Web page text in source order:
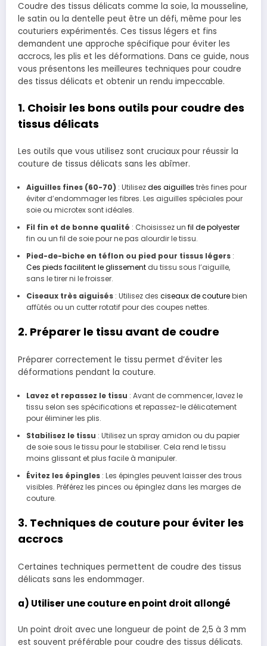
Coudre des tissus délicats comme la soie, la mousseline,
le satin ou la dentelle peut être un défi, même pour les
couturiers expérimentés. Ces tissus légers et fins
demandent une approche spécifique pour éviter les
accrocs, les plis et les déformations. Dans ce guide, nous
vous présentons les meilleures techniques pour coudre
des tissus délicats et obtenir un rendu impeccable.
1. Choisir les bons outils pour coudre des
tissus délicats
Les outils que vous utilisez sont cruciaux pour réussir la
couture de tissus délicats sans les abîmer.
Aiguilles fines (60-70) : Utilisezdes aiguilles très fines pour
éviter d’endommager les fibres. Les aiguilles spéciales pour
soie ou microtex sont idéales.
Fil fin et de bonne qualité : Choisissez un fil de polyester
fin ou un fil de soie pour ne pas alourdir le tissu.
Pied-de-biche en téflon ou pied pour tissus légers:
Ces pieds facilitent le glissementdu tissu sous l’aiguille,
sans le tirer ni le froisser.
Ciseaux très aiguisés: Utilisez des ciseaux de couturebien
affûtés ou un cutter rotatif pour des coupes nettes.
2. Préparer le tissu avant de coudre
Préparer correctement le tissu permet d’éviter les
déformations pendant la couture.
Lavez et repassez le tissu : Avant de commencer, lavez le
tissu selon ses spécifications et repassez-le délicatement
pour éliminer les plis.
Stabilisez le tissu : Utilisez un spray amidon ou du papier
de soie sous le tissu pour le stabiliser. Cela rend le tissu
moins glissant et plus facile à manipuler.
Évitez les épingles: Les épingles peuvent laisser des trous
visibles. Préférez les pinces ou épinglez dans les marges de
couture.
3. Techniques de couture pour éviter les
accrocs
Certaines techniques permettent de coudre des tissus
délicats sans les endommager.
a) Utiliser une couture en point droit allongé
Un point droit avec une longueur de point de 2,5 à 3 mm
est souvent préférable pour coudre des tissus délicats.